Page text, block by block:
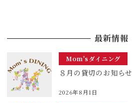
最新情報
Mom'sダイニング
８月の貸切のお知らせ
2026年8月1日